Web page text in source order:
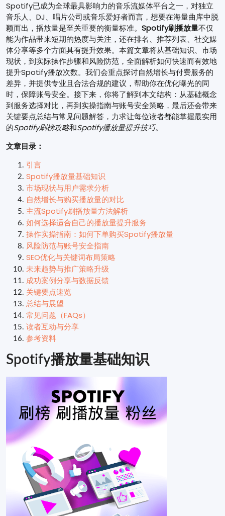
Spotify已成为全球最具影响力的音乐流媒体平台之一，对独立
音乐人、DJ、唱片公司或音乐爱好者而言，想要在海量曲库中脱
颖而出，播放量是至关重要的衡量标准。 Spotify刷播放量不仅
能为作品带来短期的热度与关注，还在排名、推荐列表、社交媒
体分享等多个方面具有提升效果。本篇文章将从基础知识、市场
现状，到实际操作步骤和风险防范，全面解析如何快速而有效地
提升Spotify播放次数。我们会重点探讨自然增长与付费服务的
差异，并提供专业且合法合规的建议，帮助你在优化曝光的同
时，保障账号安全。接下来，你将了解到本文结构：从基础概念
到服务选择对比，再到实操指南与账号安全策略，最后还会带来
关键要点总结与常见问题解答，力求让每位读者都能掌握最实用
的Spotify刷榜攻略和Spotify播放量提升技巧。
文章目录：
引言
Spotify播放量基础知识
市场现状与用户需求分析
自然增长与购买播放量的对比
主流Spotify刷播放量方法解析
如何选择适合自己的播放量提升服务
操作实操指南：如何下单购买Spotify播放量
风险防范与账号安全指南
SEO优化与关键词布局策略
未来趋势与推广策略升级
成功案例分享与数据反馈
关键要点速览
总结与展望
常见问题（FAQs）
读者互动与分享
参考资料
Spotify播放量基础知识